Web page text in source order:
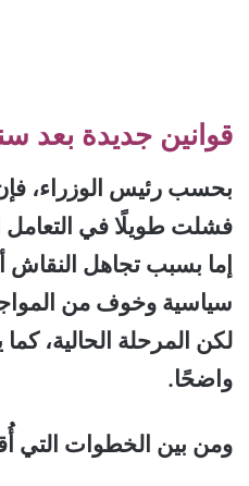
قوانين جديدة بعد
بحسب رئيس الوزراء،
فشلت طويلًا في التعامل
إما بسبب تجاهل
سياسية وخوف من
لكن المرحلة الحالية،
واضحًا.
ومن بين الخطوات التي